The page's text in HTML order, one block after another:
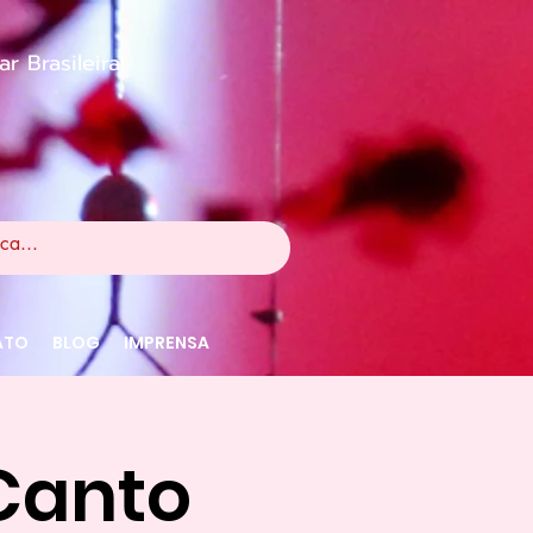
Brasileira!
BLOG IMPRENSA